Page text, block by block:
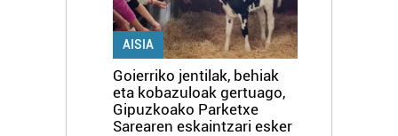
AISIA
Goierriko jentilak, behiak
eta kobazuloak gertuago,
Gipuzkoako Parketxe
Sarearen eskaintzari esker